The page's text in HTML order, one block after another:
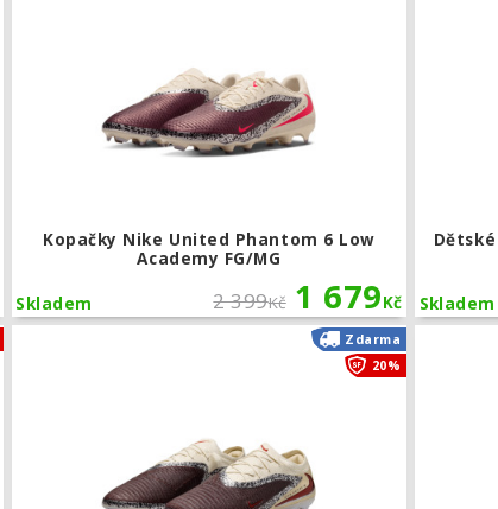
Kopačky Nike United Phantom 6 Low
Academy FG/MG
2 399Kč 1 679Kč
Skladem Skladem
Dětské kopačky Nike United Phantom 6 Low Academy FG/MG
Zdarma
20%
Kopačky